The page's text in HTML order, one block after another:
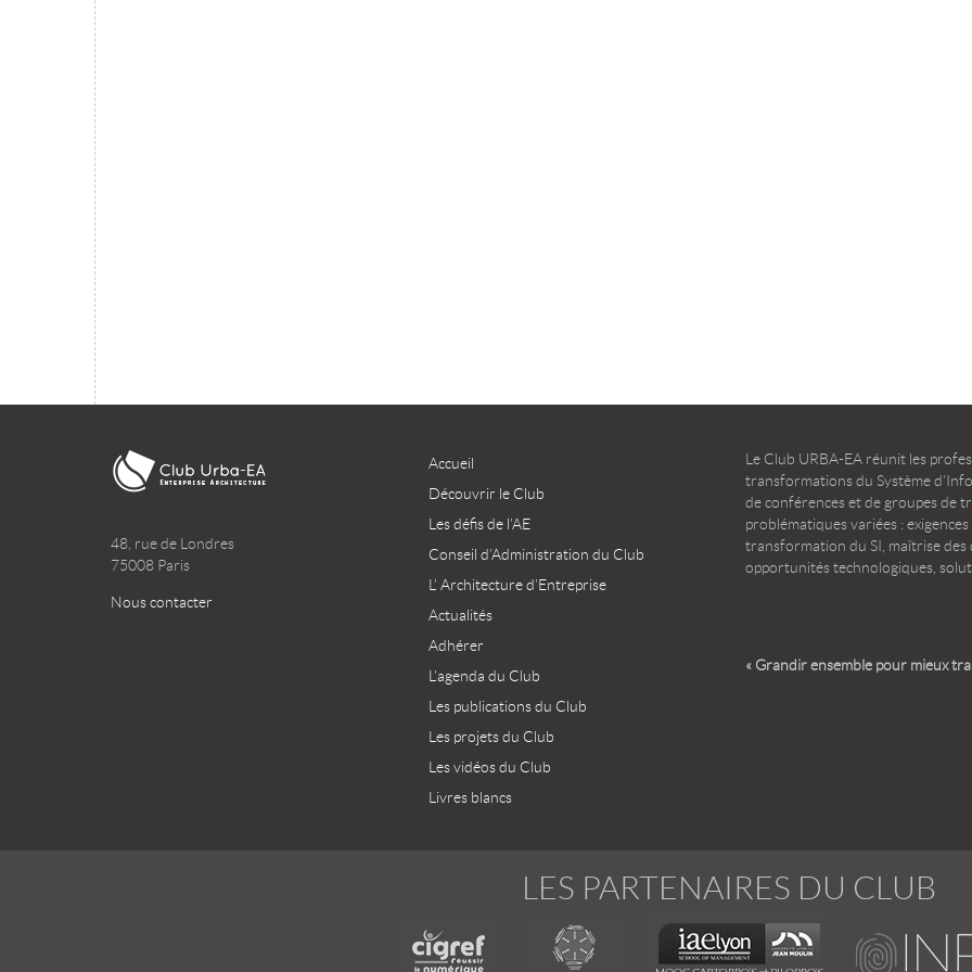
48, rue de Londres
75008 Paris
Nous contacter
Accueil
Découvrir le Club
Les défis de l’AE
Conseil d’Administration du Club
L’ Architecture d’Entreprise
Actualités
Adhérer
L’agenda du Club
Les publications du Club
Les projets du Club
Les vidéos du Club
Livres blancs
Le Club URBA-EA réunit les
transformations du Système
de conférences et de groupes de
problématiques variées :
transformation du SI, maîtrise des
opportunités technologiques,
« Grandir ensemble pour mieux
LES PARTENAIRES DU CLUB